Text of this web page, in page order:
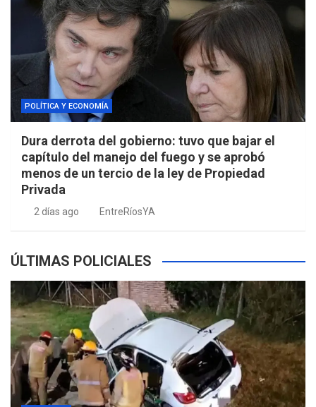
POLÍTICA Y ECONOMÍA
Dura derrota del gobierno: tuvo que bajar el
capítulo del manejo del fuego y se aprobó
menos de un tercio de la ley de Propiedad
Privada
2 días ago EntreRíosYA
ÚLTIMAS POLICIALES